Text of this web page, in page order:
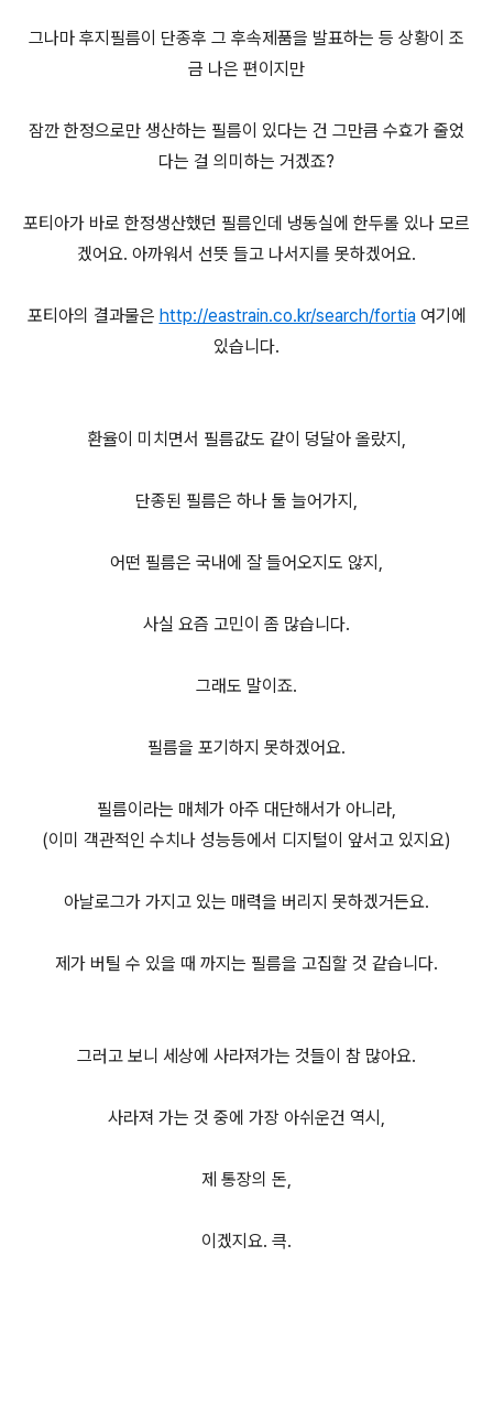
그나마 후지필름이 단종후 그 후속제품을 발표하는 등 상황이 조
금 나은 편이지만
잠깐 한정으로만 생산하는 필름이 있다는 건 그만큼 수효가 줄었
다는 걸 의미하는 거겠죠?
포티아가 바로 한정생산했던 필름인데 냉동실에 한두롤 있나 모르
겠어요. 아까워서 선뜻 들고 나서지를 못하겠어요.
포티아의 결과물은 http://eastrain.co.kr/search/fortia 여기에
있습니다.
환율이 미치면서 필름값도 같이 덩달아 올랐지,
단종된 필름은 하나 둘 늘어가지,
어떤 필름은 국내에 잘 들어오지도 않지,
사실 요즘 고민이 좀 많습니다.
그래도 말이죠.
필름을 포기하지 못하겠어요.
필름이라는 매체가 아주 대단해서가 아니라,
(이미 객관적인 수치나 성능등에서 디지털이 앞서고 있지요)
아날로그가 가지고 있는 매력을 버리지 못하겠거든요.
제가 버틸 수 있을 때 까지는 필름을 고집할 것 같습니다.
그러고 보니 세상에 사라져가는 것들이 참 많아요.
사라져 가는 것 중에 가장 아쉬운건 역시,
제 통장의 돈,
이겠지요. 큭.